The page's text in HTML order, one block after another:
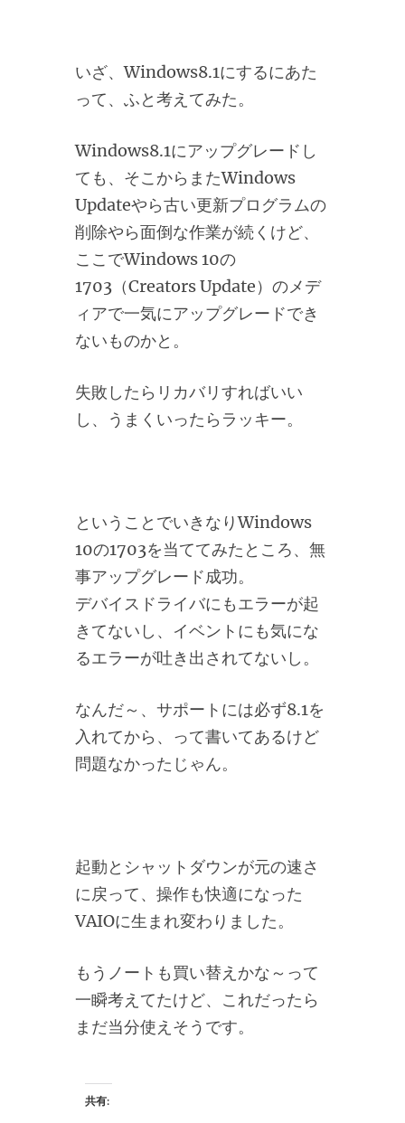
いざ、Windows8.1にするにあた
って、ふと考えてみた。
Windows8.1にアップグレードし
ても、そこからまたWindows
Updateやら古い更新プログラムの
削除やら面倒な作業が続くけど、
ここでWindows 10の
1703（Creators Update）のメデ
ィアで一気にアップグレードでき
ないものかと。
失敗したらリカバリすればいい
し、うまくいったらラッキー。
ということでいきなりWindows
10の1703を当ててみたところ、無
事アップグレード成功。
デバイスドライバにもエラーが起
きてないし、イベントにも気にな
るエラーが吐き出されてないし。
なんだ～、サポートには必ず8.1を
入れてから、って書いてあるけど
問題なかったじゃん。
起動とシャットダウンが元の速さ
に戻って、操作も快適になった
VAIOに生まれ変わりました。
もうノートも買い替えかな～って
一瞬考えてたけど、これだったら
まだ当分使えそうです。
共有: